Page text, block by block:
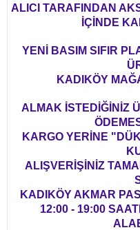
ALICI TARAFINDAN
İÇİNDE
YENİ BASIM SIFIR
KADIKÖY
ALMAK İSTEDİĞİNİZ
KARGO YERİNE
ALIŞVERİŞİNİZ
KADIKÖY AKMAR
12:00 - 19:00